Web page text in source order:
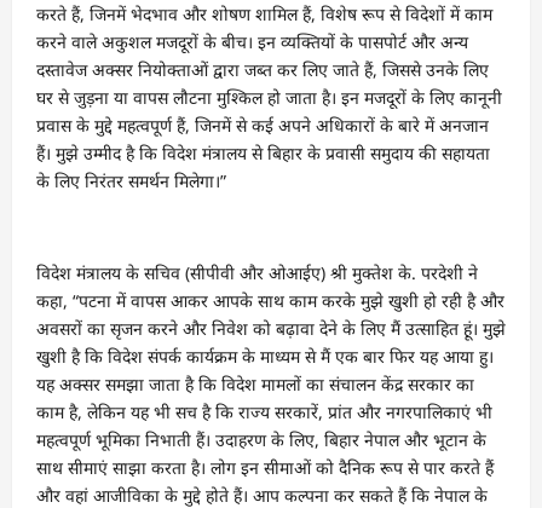
करते हैं, जिनमें भेदभाव और शोषण शामिल हैं, विशेष रूप से विदेशों में काम
करने वाले अकुशल मजदूरों के बीच। इन व्यक्तियों के पासपोर्ट और अन्य
दस्तावेज अक्सर नियोक्ताओं द्वारा जब्त कर लिए जाते हैं, जिससे उनके लिए
घर से जुड़ना या वापस लौटना मुश्किल हो जाता है। इन मजदूरों के लिए कानूनी
प्रवास के मुद्दे महत्वपूर्ण हैं, जिनमें से कई अपने अधिकारों के बारे में अनजान
हैं। मुझे उम्मीद है कि विदेश मंत्रालय से बिहार के प्रवासी समुदाय की सहायता
के लिए निरंतर समर्थन मिलेगा।”
विदेश मंत्रालय के सचिव (सीपीवी और ओआईए) श्री मुक्तेश के. परदेशी ने
कहा, “पटना में वापस आकर आपके साथ काम करके मुझे खुशी हो रही है और
अवसरों का सृजन करने और निवेश को बढ़ावा देने के लिए मैं उत्साहित हूं। मुझे
खुशी है कि विदेश संपर्क कार्यक्रम के माध्यम से मैं एक बार फिर यह आया हु।
यह अक्सर समझा जाता है कि विदेश मामलों का संचालन केंद्र सरकार का
काम है, लेकिन यह भी सच है कि राज्य सरकारें, प्रांत और नगरपालिकाएं भी
महत्वपूर्ण भूमिका निभाती हैं। उदाहरण के लिए, बिहार नेपाल और भूटान के
साथ सीमाएं साझा करता है। लोग इन सीमाओं को दैनिक रूप से पार करते हैं
और वहां आजीविका के मुद्दे होते हैं। आप कल्पना कर सकते हैं कि नेपाल के